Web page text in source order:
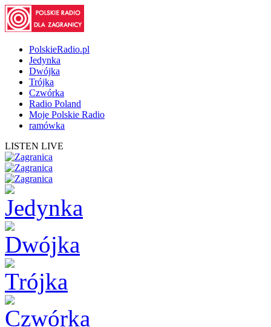
PolskieRadio.pl
Jedynka
Dwójka
Trójka
Czwórka
Radio Poland
Moje Polskie Radio
ramówka
LISTEN LIVE